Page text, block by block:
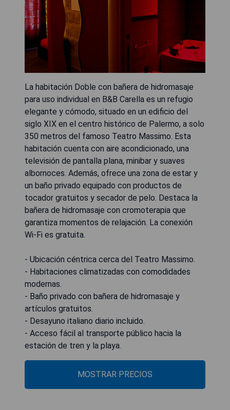
La habitación Doble con bañera de hidromasaje
para uso individual en B&B Carella es un refugio
elegante y cómodo, situado en un edificio del
siglo XIX en el centro histórico de Palermo, a solo
350 metros del famoso Teatro Massimo. Esta
habitación cuenta con aire acondicionado, una
televisión de pantalla plana, minibar y suaves
albornoces. Además, ofrece una zona de estar y
un baño privado equipado con productos de
tocador gratuitos y secador de pelo. Destaca la
bañera de hidromasaje con cromoterapia que
garantiza momentos de relajación. La conexión
Wi-Fi es gratuita.
- Ubicación céntrica cerca del Teatro Massimo.
- Habitaciones climatizadas con comodidades
modernas.
- Baño privado con bañera de hidromasaje y
artículos gratuitos.
- Desayuno italiano diario incluido.
- Acceso fácil al transporte público hacia la
estación de tren y la playa.
MOSTRAR PRECIOS